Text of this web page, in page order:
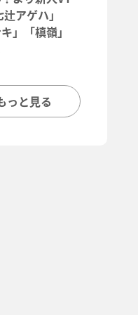
アゲハ」
」「槙嶺」
っと見る